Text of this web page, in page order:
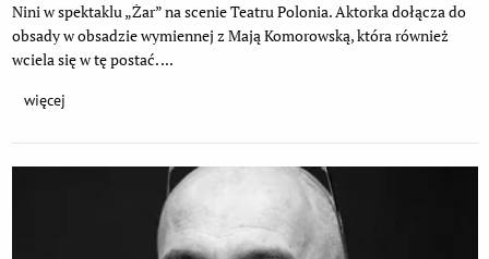
Nini w spektaklu „Żar” na scenie Teatru Polonia. Aktorka dołącza do
obsady w obsadzie wymiennej z Mają Komorowską, która również
wciela się w tę postać. ...
więcej